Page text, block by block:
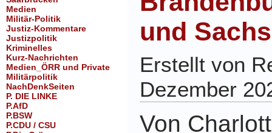
Medien
Militär-Politik
Justiz-Kommentare
Justizpolitik
Kriminelles
Kurz-Nachrichten
Medien_ÖRR und Private
Militärpolitik
NachDenkSeiten
P. DIE LINKE
P.AfD
P.BSW
P.CDU / CSU
und
Erstellt von
Dezember
Von